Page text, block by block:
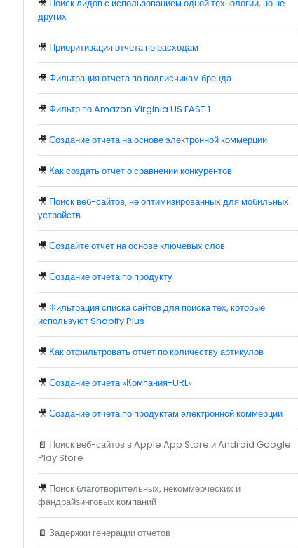
🎥 Поиск лидов с использованием одной технологии, но не
других
🎥 Приоритизация отчета по расходам
🎥 Фильтрация отчета по подписчикам бренда
🎥 Фильтр по Amazon Virginia US EAST 1
🎥 Создание отчета на основе электронной коммерции
🎥 Как создать отчет о сравнении конкурентов
🎥 Поиск веб-сайтов, не оптимизированных для мобильных
устройств
🎥 Создайте отчет на основе ключевых слов
🎥 Создание отчета по продукту
🎥 Фильтрация списка сайтов для поиска тех, которые
используют Shopify Plus
🎥 Как отфильтровать отчет по количеству артикулов
🎥 Создание отчета «Компания-URL»
🎥 Создание отчета по продуктам электронной коммерции
📄 Поиск веб-сайтов в Apple App Store и Android Google
Play Store
🎥 Поиск благотворительных, некоммерческих и
фандрайзинговых компаний
📄 Задержки генерации отчетов